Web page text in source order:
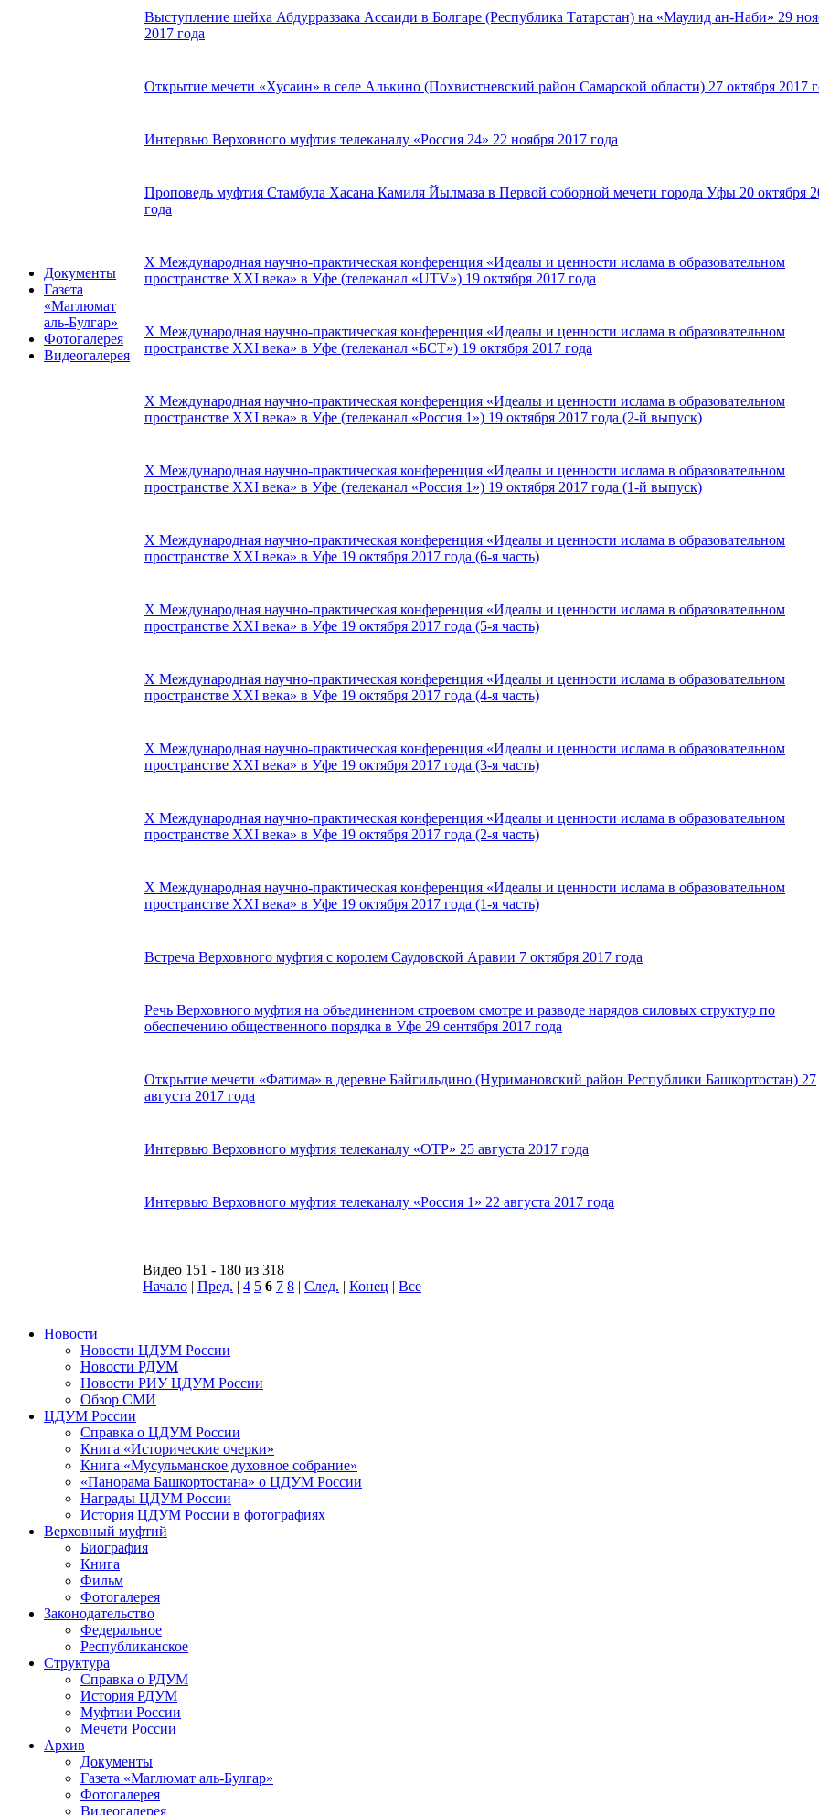
Документы
Газета
«Маглюмат
аль-Булгар»
Фотогалерея
Видеогалерея
Выступление шейха Абдурраззака Ассаиди в Болгаре (Республика Татарстан) на «Маулид ан-Наби» 29
2017 года
Открытие мечети «Хусаин» в селе Алькино (Похвистневский район Самарской области) 27 октября 2017
Интервью Верховного муфтия телеканалу «Россия 24» 22 ноября 2017 года
Проповедь муфтия Стамбула Хасана Камиля Йылмаза в Первой соборной мечети города Уфы 20 октября
года
X Международная научно-практическая конференция «Идеалы и ценности ислама в образовательном
пространстве XXI века» в Уфе (телеканал «UTV») 19 октября 2017 года
X Международная научно-практическая конференция «Идеалы и ценности ислама в образовательном
пространстве XXI века» в Уфе (телеканал «БСТ») 19 октября 2017 года
X Международная научно-практическая конференция «Идеалы и ценности ислама в образовательном
пространстве XXI века» в Уфе (телеканал «Россия 1») 19 октября 2017 года (2-й выпуск)
X Международная научно-практическая конференция «Идеалы и ценности ислама в образовательном
пространстве XXI века» в Уфе (телеканал «Россия 1») 19 октября 2017 года (1-й выпуск)
X Международная научно-практическая конференция «Идеалы и ценности ислама в образовательном
пространстве XXI века» в Уфе 19 октября 2017 года (6-я часть)
X Международная научно-практическая конференция «Идеалы и ценности ислама в образовательном
пространстве XXI века» в Уфе 19 октября 2017 года (5-я часть)
X Международная научно-практическая конференция «Идеалы и ценности ислама в образовательном
пространстве XXI века» в Уфе 19 октября 2017 года (4-я часть)
X Международная научно-практическая конференция «Идеалы и ценности ислама в образовательном
пространстве XXI века» в Уфе 19 октября 2017 года (3-я часть)
X Международная научно-практическая конференция «Идеалы и ценности ислама в образовательном
пространстве XXI века» в Уфе 19 октября 2017 года (2-я часть)
X Международная научно-практическая конференция «Идеалы и ценности ислама в образовательном
пространстве XXI века» в Уфе 19 октября 2017 года (1-я часть)
Встреча Верховного муфтия с королем Саудовской Аравии 7 октября 2017 года
Речь Верховного муфтия на объединенном строевом смотре и разводе нарядов силовых структур по
обеспечению общественного порядка в Уфе 29 сентября 2017 года
Открытие мечети «Фатима» в деревне Байгильдино (Нуримановский район Республики Башкортостан) 27
августа 2017 года
Интервью Верховного муфтия телеканалу «ОТР» 25 августа 2017 года
Интервью Верховного муфтия телеканалу «Россия 1» 22 августа 2017 года
Видео 151 - 180 из 318
Начало | Пред. | 4 5 6 7 8 | След. | Конец | Все
Новости
Новости ЦДУМ России
Новости РДУМ
Новости РИУ ЦДУМ России
Обзор СМИ
ЦДУМ России
Справка о ЦДУМ России
Книга «Исторические очерки»
Книга «Мусульманское духовное собрание»
«Панорама Башкортостана» о ЦДУМ России
Награды ЦДУМ России
История ЦДУМ России в фотографиях
Верховный муфтий
Биография
Книга
Фильм
Фотогалерея
Законодательство
Федеральное
Республиканское
Структура
Справка о РДУМ
История РДУМ
Муфтии России
Мечети России
Архив
Документы
Газета «Маглюмат аль-Булгар»
Фотогалерея
Видеогалерея